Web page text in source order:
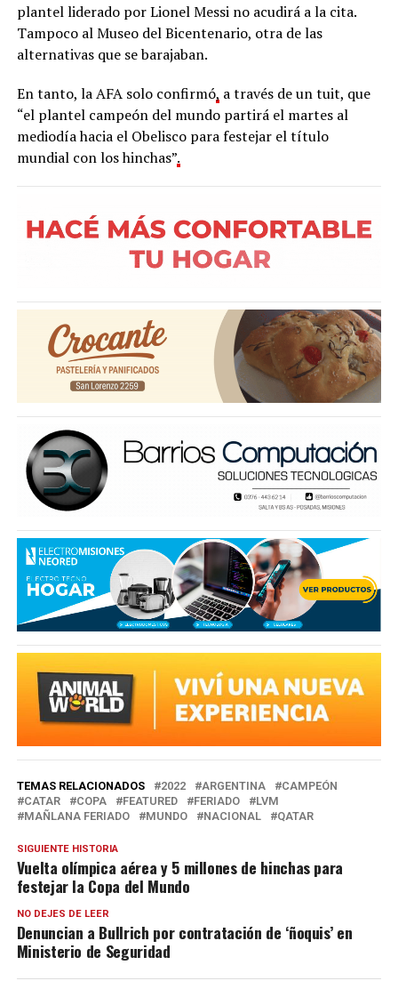
plantel liderado por Lionel Messi no acudirá a la cita.
Tampoco al Museo del Bicentenario, otra de las
alternativas que se barajaban.
En tanto, la AFA solo confirmó, a través de un tuit, que
“el plantel campeón del mundo partirá el martes al
mediodía hacia el Obelisco para festejar el título
mundial con los hinchas”.
TEMAS RELACIONADOS 2022 ARGENTINA
CAMPEÓN
CATAR
COPA FEATURED FERIADO
LVM
MAÑLANA FERIADO
MUNDO NACIONAL QATAR
SIGUIENTE HISTORIA
Vuelta olímpica aérea y 5 millones de hinchas para
festejar la Copa del Mundo
NO DEJES DE LEER
Denuncian a Bullrich por contratación de ‘ñoquis’ en
Ministerio de Seguridad